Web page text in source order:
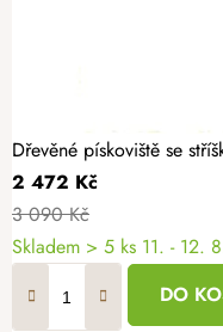
Dřevěné pískoviště se
2 472 Kč
3 090 Kč
Skladem > 5 ks 11. - 12.
DO